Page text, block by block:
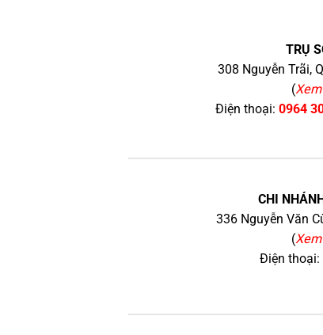
TRỤ
308 Nguyễn Trãi,
(
Điện thoại: 0964
CHI
336 Nguyễn Văn
(
Điện thoại: